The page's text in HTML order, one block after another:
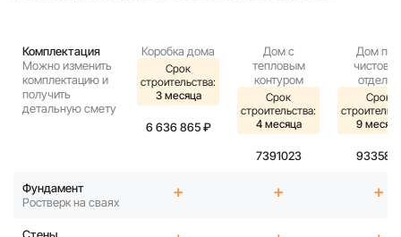
Комплектация
Можно изменить
комплектацию и
получить
детальную смету
Коробка дома
Срок
строительства:
3 месяца
6 636 865 ₽
Дом с
тепловым
контуром
Срок
строительства:
4 месяца
7391023
Дом под
отделку
Срок
9 месяца
9335817
Фундамент
Ростверк на сваях
+ + +